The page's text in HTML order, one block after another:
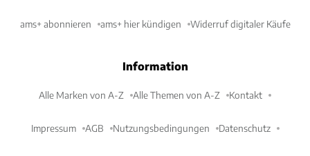
ams+ abonnieren ams+ hier kündigen Widerruf digitaler Käufe
Information
Alle Marken von A-Z Alle Themen von A-Z Kontakt
Impressum AGB Nutzungsbedingungen Datenschutz